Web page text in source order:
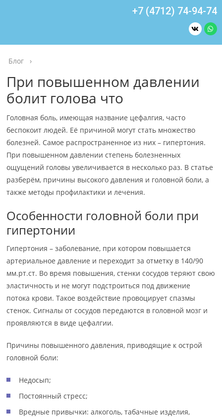
+7 (4712) 74-94-74
Блог ›
При повышенном давлении
болит голова что
Головная боль, имеющая название цефалгия, часто
беспокоит людей. Её причиной могут стать множество
болезней. Самое распространенное из них – гипертония.
При повышенном давлении степень болезненных
ощущений головы увеличивается в несколько раз. В статье
разберём, причины высокого давления и головной боли, а
также методы профилактики и лечения.
Особенности головной боли при
гипертонии
Гипертония – заболевание, при котором повышается
артериальное давление и переходит за отметку в 140/90
мм.рт.ст. Во время повышения, стенки сосудов теряют свою
эластичность и не могут подстроиться под движение
потока крови. Такое воздействие провоцирует спазмы
стенок. Сигналы от сосудов передаются в головной мозг и
проявляются в виде цефалгии.
Причины повышенного давления, приводящие к острой
головной боли:
Недосып;
Постоянный стресс;
Вредные привычки: алкоголь, табачные изделия,